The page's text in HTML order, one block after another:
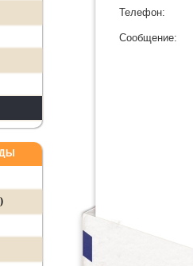
Телефон:
Сообщение: